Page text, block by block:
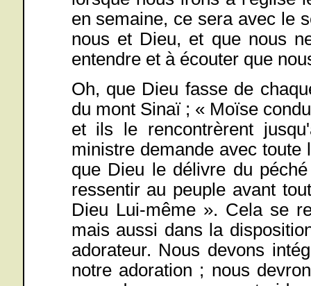
en semaine, ce sera avec le
nous et Dieu, et que nous
entendre et à écouter que
Oh, que Dieu fasse de
du mont Sinaï ; « Moïse
et ils le rencontrèrent
ministre demande avec
que Dieu le délivre du
ressentir au peuple avant
Dieu Lui-même ». Cela se
mais aussi dans la
adorateur. Nous devons
notre adoration ; nous